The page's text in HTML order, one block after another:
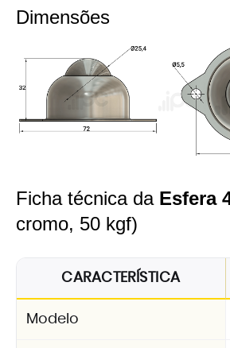
Dimensões
Ficha técnica da Esfera
cromo, 50 kgf)
CARACTERÍSTICA
Modelo